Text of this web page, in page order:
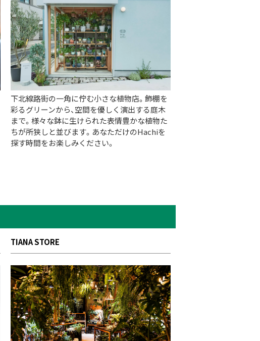
下北線路街の一角に佇む小さな植物店。飾棚を
彩るグリーンから、空間を優しく演出する庭木
まで。様々な鉢に生けられた表情豊かな植物た
ちが所狭しと並びます。あなただけのHachiを
探す時間をお楽しみください。
TIANA STORE